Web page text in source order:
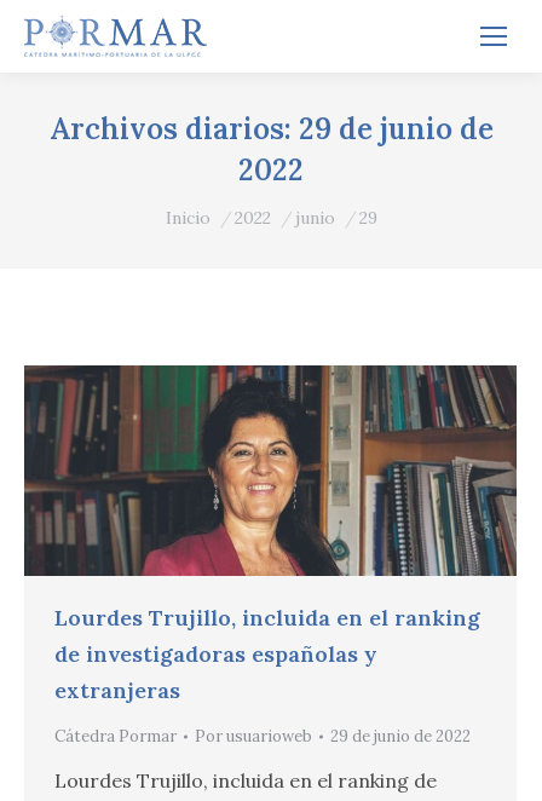
Archivos diarios: 29 de junio de
2022
Estás aquí:
Inicio 2022 junio 29
Lourdes Trujillo, incluida en el ranking
de investigadoras españolas y
extranjeras
Cátedra Pormar Porusuarioweb 29 de junio de 2022
Lourdes Trujillo, incluida en el ranking de